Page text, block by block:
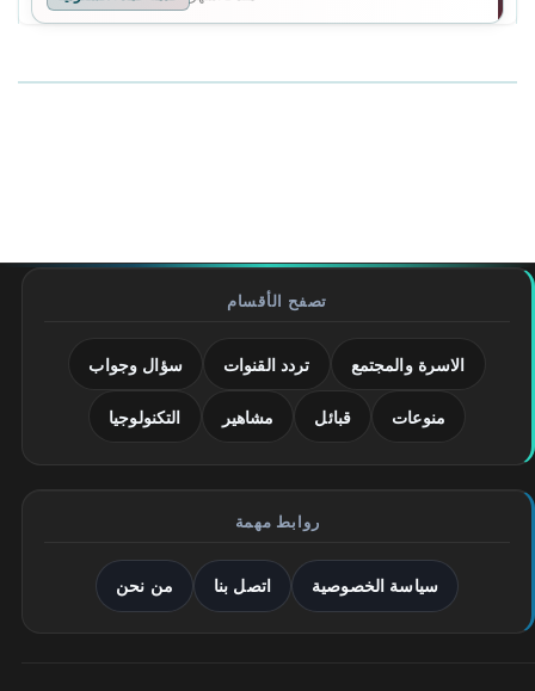
تصفح الأقسام
الاسرة والمجتمع تردد القنوات سؤال وجواب
منوعات قبائل مشاهير التكنولوجيا
روابط مهمة
سياسة الخصوصية اتصل بنا من نحن